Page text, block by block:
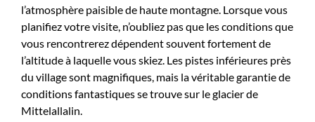
l’atmosphère paisible de haute montagne. Lorsque vous
planifiez votre visite, n’oubliez pas que les conditions que
vous rencontrerez dépendent souvent fortement de
l’altitude à laquelle vous skiez. Les pistes inférieures près
du village sont magnifiques, mais la véritable garantie de
conditions fantastiques se trouve sur le glacier de
Mittelallalin.